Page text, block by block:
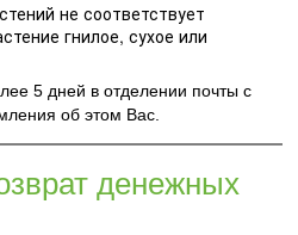
не соответствует
гнилое, сухое или
5 дней в отделении почты с
об этом Вас.
денежных